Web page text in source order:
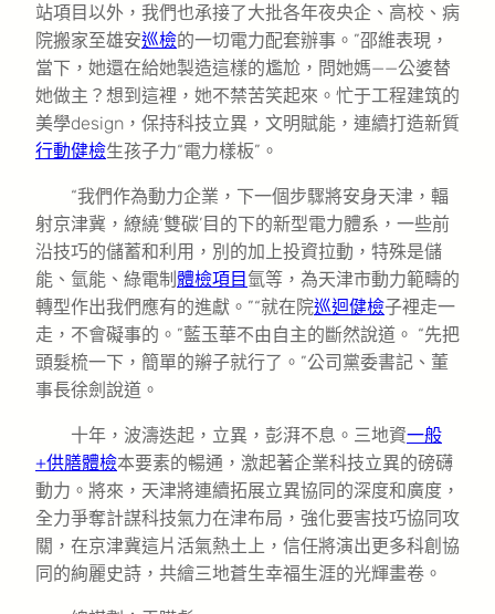
站項目以外，我們也承接了大批各年夜央企、高校、病
院搬家至雄安巡檢的一切電力配套辦事。”邵維表現，
當下，她還在給她製造這樣的尷尬，問她媽——公婆替
她做主？想到這裡，她不禁苦笑起來。忙于工程建筑的
美學design，保持科技立異，文明賦能，連續打造新質
行動健檢生孩子力“電力樣板”。
“我們作為動力企業，下一個步驟將安身天津，輻
射京津冀，繚繞‘雙碳’目的下的新型電力體系，一些前
沿技巧的儲蓄和利用，別的加上投資拉動，特殊是儲
能、氫能、綠電制 體檢項目 氫等，為天津市動力範疇的
轉型作出我們應有的進獻。”“就在院巡迴健檢子裡走一
走，不會礙事的。”藍玉華不由自主的斷然說道。 “先把
頭髮梳一下，簡單的辮子就行了。”公司黨委書記、董
事長徐劍說道。
十年，波濤迭起，立異，彭湃不息。三地資一般
+供膳體檢本要素的暢通，激起著企業科技立異的磅礴
動力。將來，天津將連續拓展立異協同的深度和廣度，
全力爭奪計謀科技氣力在津布局，強化要害技巧協同攻
關，在京津冀這片活氣熱土上，信任將演出更多科創協
同的絢麗史詩，共繪三地蒼生幸福生涯的光輝畫卷。